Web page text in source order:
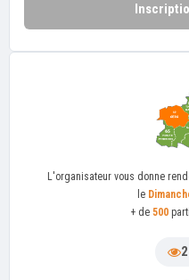
L'organisateur vous donne
le
+ de 500